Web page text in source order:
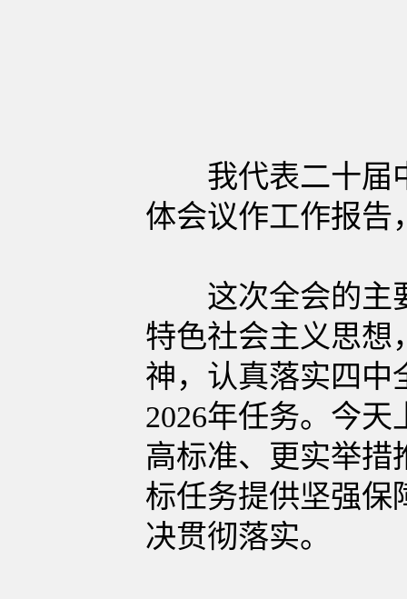
我代表二十届中
体会议作工作报告
这次全会的主要
特色社会主义思想
神，认真落实四中
2026年任务。今
高标准、更实举措
标任务提供坚强保
决贯彻落实。